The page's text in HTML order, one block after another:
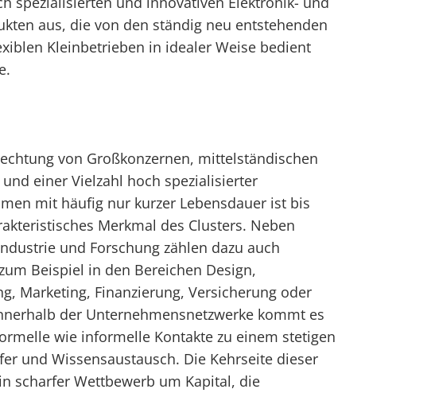
aus, die von den ständig neu entstehenden
Kleinbetrieben in idealer Weise bedient
von Großkonzernen, mittelständischen
einer Vielzahl hoch spezialisierter
mit häufig nur kurzer Lebensdauer ist bis
Merkmal des Clusters. Neben
und Forschung zählen dazu auch
Beispiel in den Bereichen Design,
Marketing, Finanzierung, Versicherung oder
der Unternehmensnetzwerke kommt es
wie informelle Kontakte zu einem stetigen
und Wissensaustausch. Die Kehrseite dieser
scharfer Wettbewerb um Kapital, die